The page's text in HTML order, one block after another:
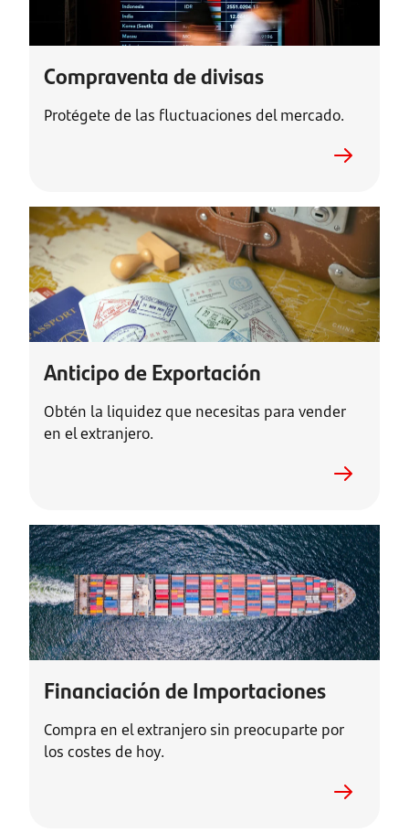
Compraventa de divisas
Protégete de las fluctuaciones del mercado.
Anticipo de Exportación
Obtén la liquidez que necesitas para vender
en el extranjero.
Financiación de Importaciones
Compra en el extranjero sin preocuparte por
los costes de hoy.